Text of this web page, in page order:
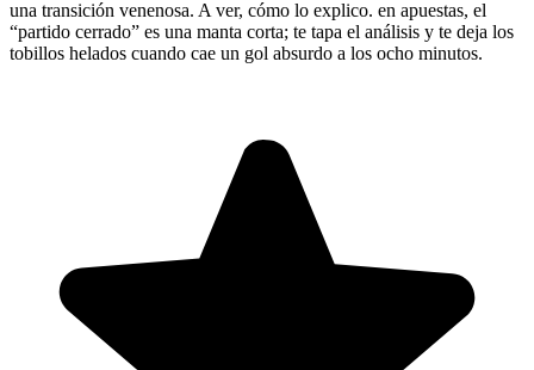
una transición venenosa. A ver, cómo lo explico. en apuestas, el
“partido cerrado” es una manta corta; te tapa el análisis y te deja los
tobillos helados cuando cae un gol absurdo a los ocho minutos.